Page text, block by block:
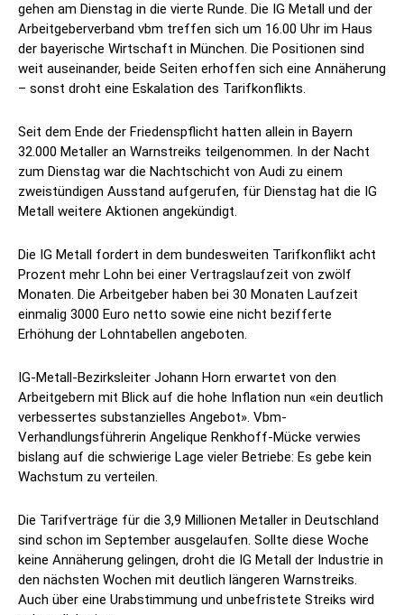
gehen am Dienstag in die vierte Runde. Die IG Metall und der
Arbeitgeberverband vbm treffen sich um 16.00 Uhr im Haus
der bayerische Wirtschaft in München. Die Positionen sind
weit auseinander, beide Seiten erhoffen sich eine Annäherung
– sonst droht eine Eskalation des Tarifkonflikts.
Seit dem Ende der Friedenspflicht hatten allein in Bayern
32.000 Metaller an Warnstreiks teilgenommen. In der Nacht
zum Dienstag war die Nachtschicht von Audi zu einem
zweistündigen Ausstand aufgerufen, für Dienstag hat die IG
Metall weitere Aktionen angekündigt.
Die IG Metall fordert in dem bundesweiten Tarifkonflikt acht
Prozent mehr Lohn bei einer Vertragslaufzeit von zwölf
Monaten. Die Arbeitgeber haben bei 30 Monaten Laufzeit
einmalig 3000 Euro netto sowie eine nicht bezifferte
Erhöhung der Lohntabellen angeboten.
IG-Metall-Bezirksleiter Johann Horn erwartet von den
Arbeitgebern mit Blick auf die hohe Inflation nun «ein deutlich
verbessertes substanzielles Angebot». Vbm-
Verhandlungsführerin Angelique Renkhoff-Mücke verwies
bislang auf die schwierige Lage vieler Betriebe: Es gebe kein
Wachstum zu verteilen.
Die Tarifverträge für die 3,9 Millionen Metaller in Deutschland
sind schon im September ausgelaufen. Sollte diese Woche
keine Annäherung gelingen, droht die IG Metall der Industrie in
den nächsten Wochen mit deutlich längeren Warnstreiks.
Auch über eine Urabstimmung und unbefristete Streiks wird